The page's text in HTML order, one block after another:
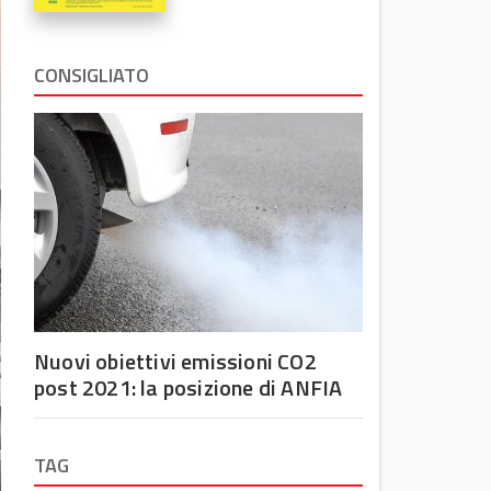
CONSIGLIATO
Nuovi obiettivi emissioni CO2
post 2021: la posizione di ANFIA
TAG